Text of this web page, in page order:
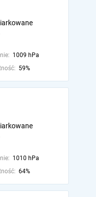
1009 hPa
59%
1010 hPa
64%